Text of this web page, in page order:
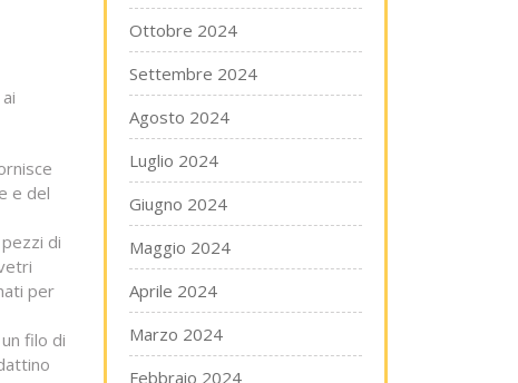
e del
di
per
filo di
Ottobre 2024
Settembre 2024
Agosto 2024
Luglio 2024
Giugno 2024
Maggio 2024
Aprile 2024
Marzo 2024
Febbraio 2024